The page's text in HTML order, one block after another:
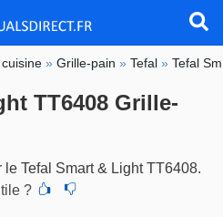
»Grille-pain »Tefal »Tefal
TT6408 Grille-
Tefal Smart & Light TT6408.
?